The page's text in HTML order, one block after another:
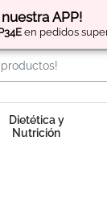
APP!
en pedidos
Regístratey
Dietética y
Nutrición